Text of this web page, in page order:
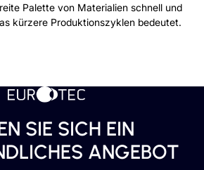
Palette von Materialien schnell und
kürzere Produktionszyklen bedeutet.
SIE SICH EIN
ANGEBOT